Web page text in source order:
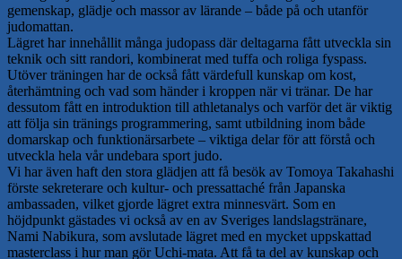
gemenskap, glädje och massor av lärande – både på och utanför
judomattan.
Lägret har innehållit många judopass där deltagarna fått utveckla sin
teknik och sitt randori, kombinerat med tuffa och roliga fyspass.
Utöver träningen har de också fått värdefull kunskap om kost,
återhämtning och vad som händer i kroppen när vi tränar. De har
dessutom fått en introduktion till athletanalys och varför det är viktig
att följa sin tränings programmering, samt utbildning inom både
domarskap och funktionärsarbete – viktiga delar för att förstå och
utveckla hela vår undebara sport judo.
Vi har även haft den stora glädjen att få besök av Tomoya Takahashi
förste sekreterare och kultur- och pressattaché från Japanska
ambassaden, vilket gjorde lägret extra minnesvärt. Som en
höjdpunkt gästades vi också av en av Sveriges landslagstränare,
Nami Nabikura, som avslutade lägret med en mycket uppskattad
masterclass i hur man gör Uchi-mata. Att få ta del av kunskap och